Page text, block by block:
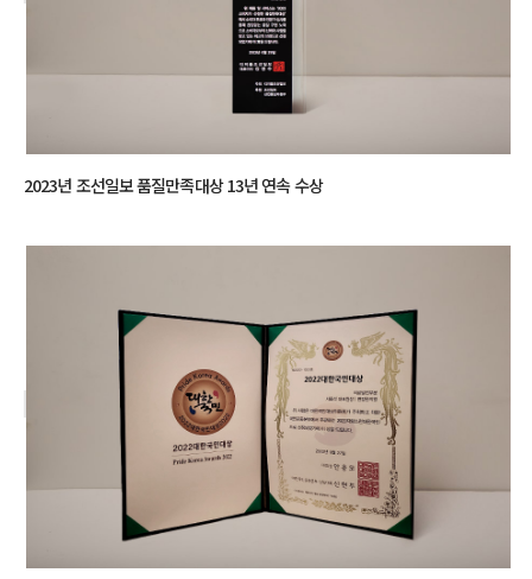
2023년 조선일보 품질만족대상 13년 연속 수상